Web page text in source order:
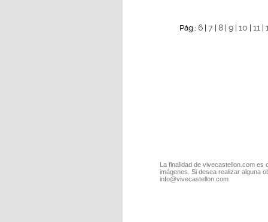
Pág.: 6| 7| 8| 9| 10 11|
La finalidad de vivecastellon.com
imágenes. Si desea realizar alguna
info@vivecastellon.com